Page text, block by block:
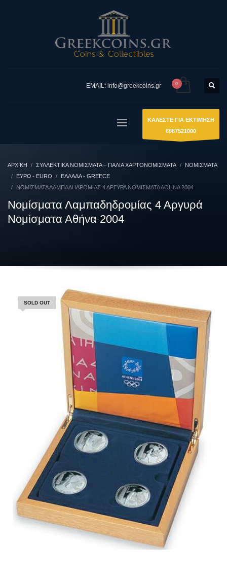
EMAIL: info@greekcoins.gr
ΚΑΛΕΣΤΕ ΓΙΑ ΕΚΤΙΜΗΣΗ
6987521000
ΑΡΧΙΚΉ ΣΥΛΛΕΚΤΙΚΆ ΝΟΜΊΣΜΑΤΑ – ΠΑΛΙΆ ΧΑΡΤΟΝΟΜΊΣΜΑΤΑ
ΝΟΜΙΣΜΑΤΑ
ΕΥΡΏ - EURO
ΕΛΛΆΔΑ - GREECE
ΝΟΜΊΣΜΑΤΑ ΛΑΜΠΑΔΗΔΡΟΜΊΑΣ 4 ΑΡΓΥΡΆ ΝΟΜΊΣΜΑΤΑ ΑΘΉΝΑ 2004
Νομίσματα Λαμπαδηδρομίας 4 Αργυρά
Νομίσματα Αθήνα 2004
SOLD OUT